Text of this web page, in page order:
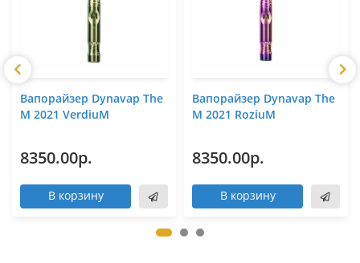
Вапорайзер Dynavap The
M 2021 VerdiuM
8350.00р.
В корзину
Вапорайзер Dynavap The
M 2021 RoziuM
8350.00р.
В корзину